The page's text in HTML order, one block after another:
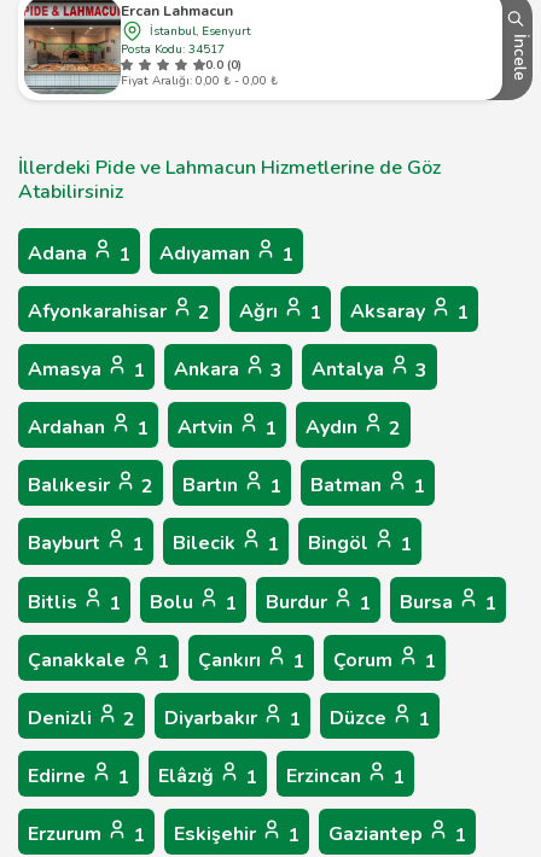
Ercan Lahmacun
İstanbul, Esenyurt
Posta Kodu: 34517
0.0 (0)
Fiyat Aralığı: 0,00 ₺ - 0,00 ₺
İncele
İllerdeki Pide ve Lahmacun Hizmetlerine de Göz
Atabilirsiniz
Adana 1 Adıyaman 1
Afyonkarahisar 2 Ağrı 1 Aksaray 1
Amasya 1 Ankara 3 Antalya 3
Ardahan 1 Artvin 1 Aydın 2
Balıkesir 2 Bartın 1 Batman 1
Bayburt 1 Bilecik 1 Bingöl 1
Bitlis 1 Bolu 1 Burdur 1 Bursa 1
Çanakkale 1 Çankırı 1 Çorum 1
Denizli 2 Diyarbakır 1 Düzce 1
Edirne 1 Elâzığ 1 Erzincan 1
Erzurum 1 Eskişehir 1 Gaziantep 1